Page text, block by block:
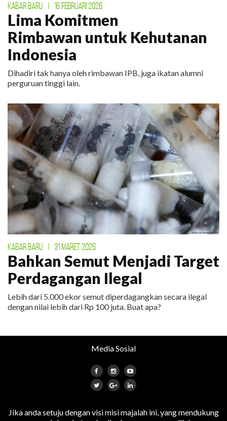
KABAR BARU | 16 FEBRUARI 2026
Lima Komitmen
Rimbawan untuk Kehutanan
Indonesia
Dihadiri tak hanya oleh rimbawan IPB, juga ikatan alumni
perguruan tinggi lain.
KABAR BARU | 31 MARET 2026
Bahkan Semut Menjadi Target
Perdagangan Ilegal
Lebih dari 5.000 ekor semut diperdagangkan secara ilegal
dengan nilai lebih dari Rp 100 juta. Buat apa?
Media Sosial
Jika anda setuju dengan visi misi majalah ini, yang mendukung